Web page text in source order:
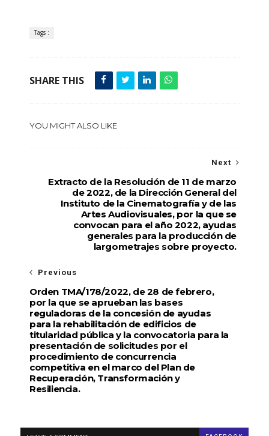
Tags :
SHARE THIS
YOU MIGHT ALSO LIKE
Next
Extracto de la Resolución de 11 de marzo
de 2022, de la Dirección General del
Instituto de la Cinematografía y de las
Artes Audiovisuales, por la que se
convocan para el año 2022, ayudas
generales para la producción de
largometrajes sobre proyecto.
Previous
Orden TMA/178/2022, de 28 de febrero,
por la que se aprueban las bases
reguladoras de la concesión de ayudas
para la rehabilitación de edificios de
titularidad pública y la convocatoria para la
presentación de solicitudes por el
procedimiento de concurrencia
competitiva en el marco del Plan de
Recuperación, Transformación y
Resiliencia.